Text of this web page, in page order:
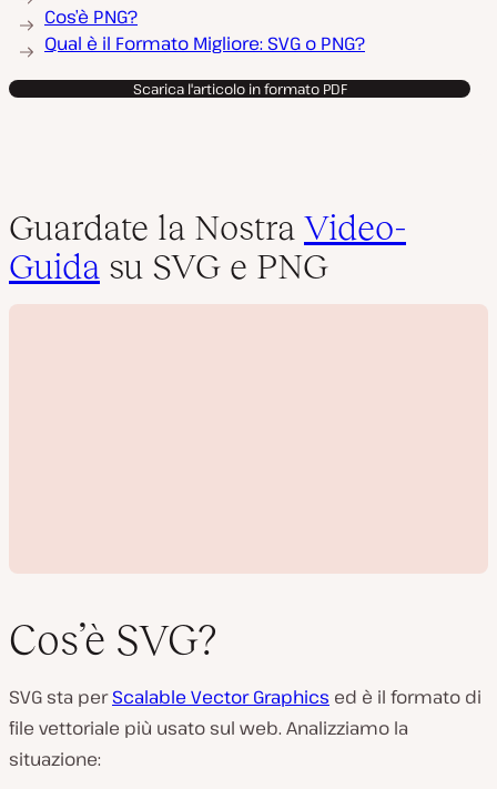
Cos’è PNG?
Qual è il Formato Migliore: SVG o PNG?
Scarica l'articolo in formato PDF
Guardate la Nostra Video-
Guida su SVG e PNG
i
Cos’è SVG?
SVG sta perScalable Vector Graphics ed è il formato di
file vettoriale più usato sul web. Analizziamo la
situazione: